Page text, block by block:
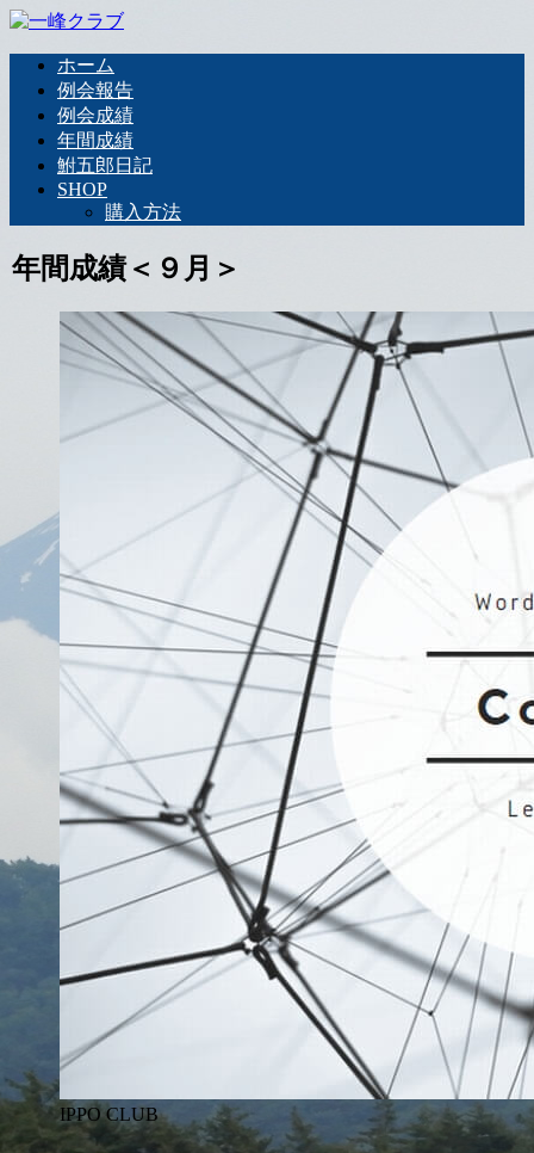
ホーム
例会報告
例会成績
年間成績
鮒五郎日記
SHOP
購入方法
年間成績＜９月＞
IPPO CLUB